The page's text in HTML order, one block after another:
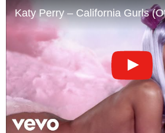
Katy Perry – California Gurls